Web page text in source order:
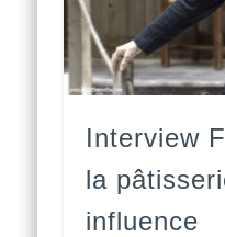
Interview
la
influence